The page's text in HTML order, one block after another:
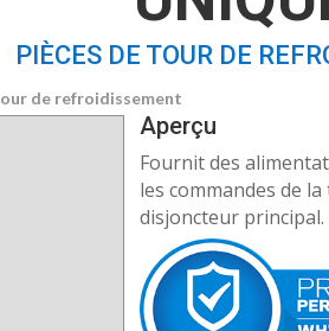
PIÈCES DE TOUR DE
de refroidissement
Aperçu
Fournit des
les commandes de
disjoncteur principal.